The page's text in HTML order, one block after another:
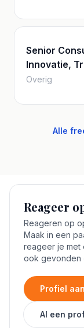
Senior
Innovatie,
Overig
Alle
Reageer
Reageren op
Maak in een
reageer je met
ook gevonden
Profiel
Al een